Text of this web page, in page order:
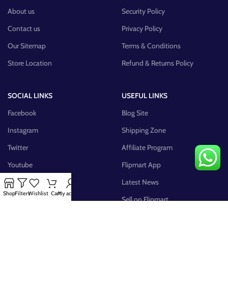
About us
Contact us
Our Sitemap
Store Location
Security Policy
Privacy Policy
Terms & Conditions
Refund & Returns Policy
SOCIAL LINKS
Facebook
Instagram
Twitter
Youtube
Pinterest
FB Group
USEFUL LINKS
Blog Site
Shipping Zone
Affiliate Program
Flipmart App
Latest News
Sell on Flipmart
ShopFiltersWishlist CartMy account